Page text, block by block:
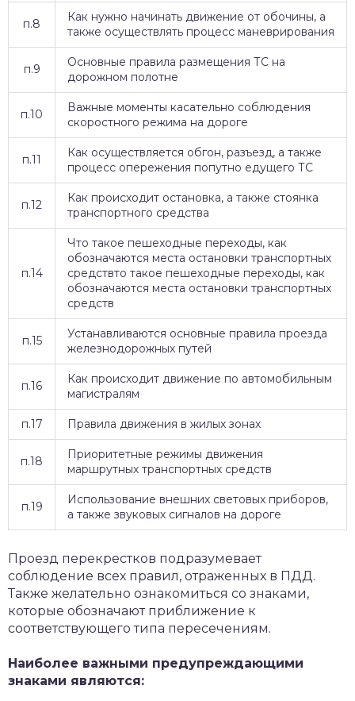
п.8
Как нужно начинать движение от обочины, а
также осуществлять процесс маневрирования
п.9
Основные правила размещения ТС на
дорожном полотне
п.10
Важные моменты касательно соблюдения
скоростного режима на дороге
п.11
Как осуществляется обгон, разъезд, а также
процесс опережения попутно едущего ТС
п.12
Как происходит остановка, а также стоянка
транспортного средства
п.14
Что такое пешеходные переходы, как
обозначаются места остановки транспортных
средствто такое пешеходные переходы, как
обозначаются места остановки транспортных
средств
п.15
Устанавливаются основные правила проезда
железнодорожных путей
п.16
Как происходит движение по автомобильным
магистралям
п.17 Правила движения в жилых зонах
п.18
Приоритетные режимы движения
маршрутных транспортных средств
п.19
Использование внешних световых приборов,
а также звуковых сигналов на дороге
Проезд перекрестков подразумевает
соблюдение всех правил, отраженных в ПДД.
Также желательно ознакомиться со знаками,
которые обозначают приближение к
соответствующего типа пересечениям.
Наиболее важными предупреждающими
знаками являются: